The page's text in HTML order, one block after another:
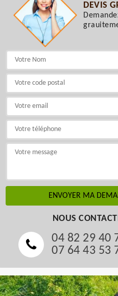
DEVIS
NOUS
04 82 29 40
07 64 43 53